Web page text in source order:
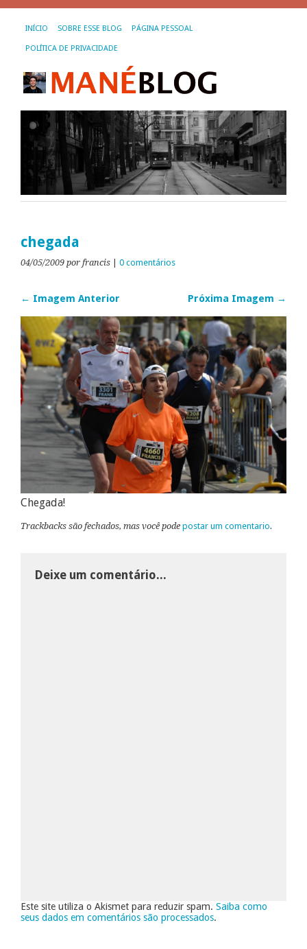
INÍCIO SOBRE ESSE BLOG PÁGINA PESSOAL
POLÍTICA DE PRIVACIDADE
chegada
04/05/2009 por francis 0 comentários
← Imagem Anterior Próxima Imagem →
Chegada!
Trackbacks são fechados, mas você pode postar um comentario.
Deixe um comentário...
Este site utiliza o Akismet para reduzir spam. Saiba como
seus dados em comentários são processados.